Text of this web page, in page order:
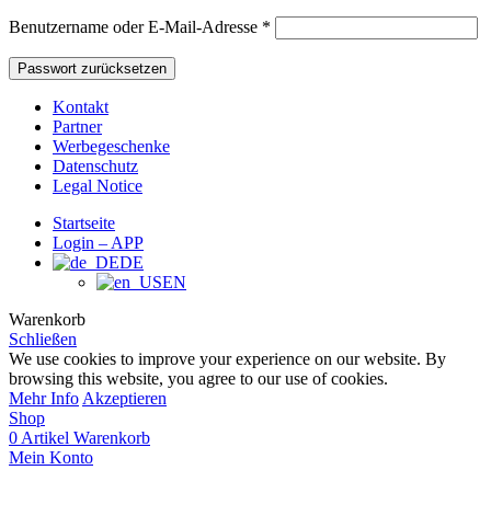
Benutzername oder E-Mail-Adresse *
Passwort zurücksetzen
Kontakt
Partner
Werbegeschenke
Datenschutz
Legal Notice
Startseite
Login – APP
DE
EN
Warenkorb
Schließen
We use cookies to improve your experience on our website. By
browsing this website, you agree to our use of cookies.
Mehr Info Akzeptieren
Shop
0 Artikel Warenkorb
Mein Konto